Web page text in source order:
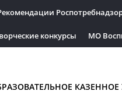
конкурсы МО